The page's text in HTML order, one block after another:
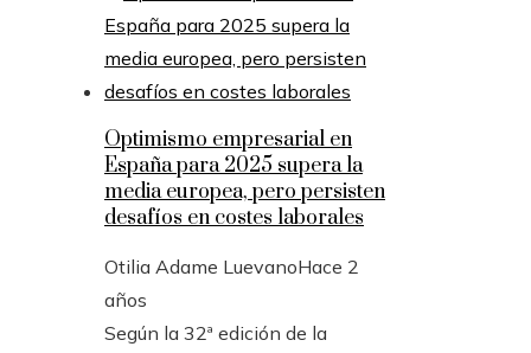
Optimismo empresarial en
España para 2025 supera la
media europea, pero persisten
desafíos en costes laborales
Otilia Adame LuevanoHace 2
años
Según la 32ª edición de la